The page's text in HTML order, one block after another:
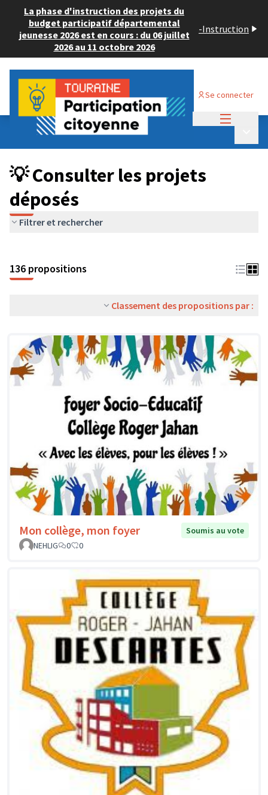
La phase d'instruction des projets du
budget participatif départemental
jeunesse 2026 est en cours : du 06 juillet
2026 au 11 octobre 2026
-Instruction
Se connecter
Budget Participatif JEUNESSE 2024
💡 Consulter les projets déposés
💡 Consulter les projets
déposés
Filtrer et rechercher
136 propositions
Classement des propositions par :
Mon collège, mon foyer
Soumis au vote
NEHLIG
0 0